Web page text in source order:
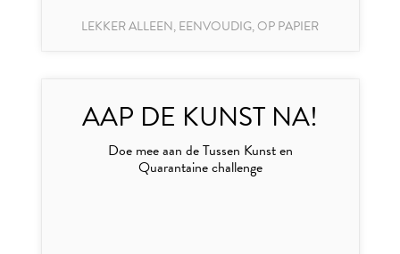
LEKKER ALLEEN, EENVOUDIG, OP PAPIER
AAP DE KUNST NA!
Doe mee aan de Tussen Kunst en
Quarantaine challenge